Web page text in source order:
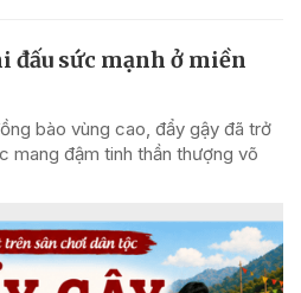
sức mạnh ở miền
bào vùng cao, đẩy gậy đã trở
mang đậm tinh thần thượng võ